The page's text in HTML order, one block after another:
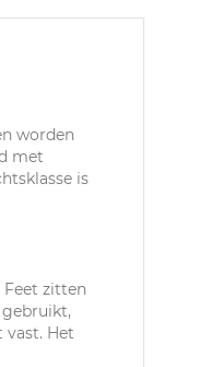
worden
met
is
Feet zitten
Het